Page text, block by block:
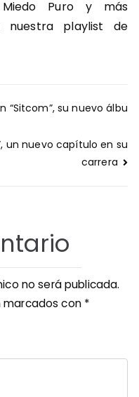
Miedo Puro y más
nuestra playlist de
“Sitcom”, su nuevo álbu
un nuevo capítulo en su
carrera
no será publicada.
marcados con *